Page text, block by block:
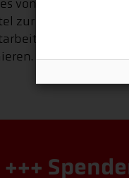
von der Regierung
zur Verfügung
um
+++